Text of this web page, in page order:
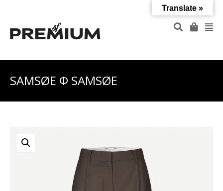
SAMSØE Φ SAMSØE
Translate »